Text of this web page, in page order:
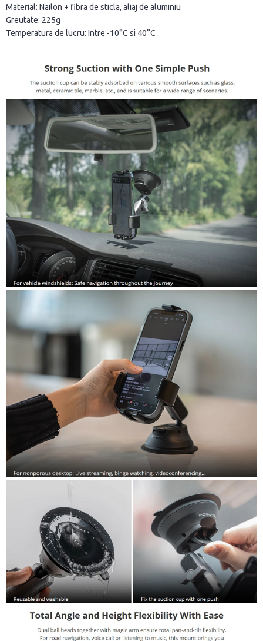
Material: Nailon + fibra de sticla, aliaj de aluminiu
Greutate: 225g
Temperatura de lucru: Intre -10°C si 40°C